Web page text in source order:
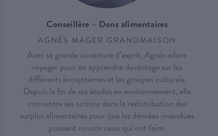
Conseillère – Dons alimentaires
AGNÈS MAGER GRANDMAISON
Avec sa grande ouverture d’esprit, Agnès adore
voyager pour en apprendre davantage sur les
différents écosystèmes et les groupes culturels.
Depuis la fin de ses études en environnement, elle
concentre ses actions dans la redistribution des
surplus alimentaires pour que les denrées invendues
puissent nourrir ceux qui ont faim.